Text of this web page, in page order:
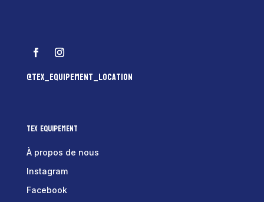
@tex_equipement_location
Tex Equipement
À propos de nous
Instagram
Facebook